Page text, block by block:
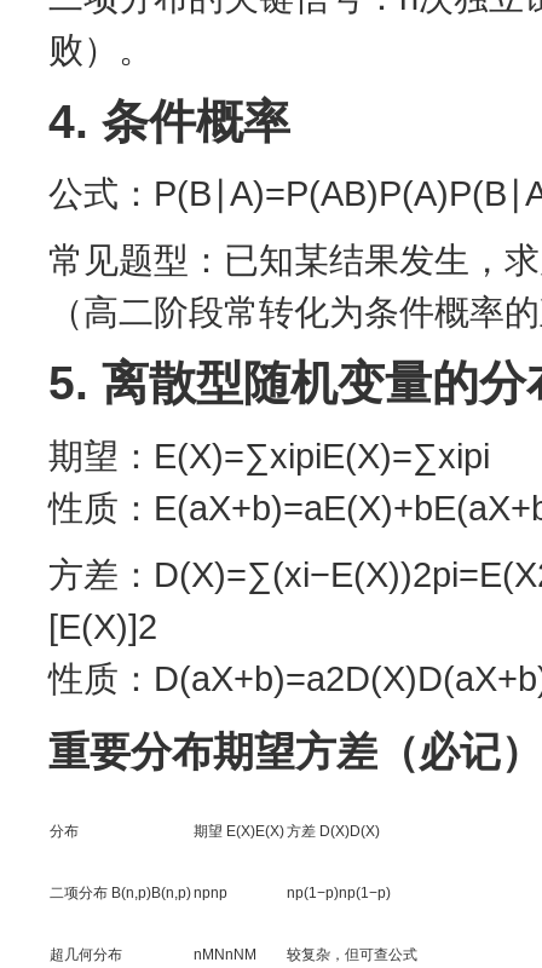
败）。
4. 条件概率
公式：
常见题型：已知某结果发生，
（高二阶段常转化为条件概率
5. 离散型随机变量的
期望：E(X)=∑xipiE(X)=∑xi​pi​
性质：
方差：
[E(X)]2
性质：
重要分布期望方差（必记
分布 期望 E(X)E(X)方差 D(X)D(X)
二项分布 B(n,p)B(n,p)npnp np(1−p)np(1−p)
超几何分布 nMNnNM​ 较复杂，但可查公式